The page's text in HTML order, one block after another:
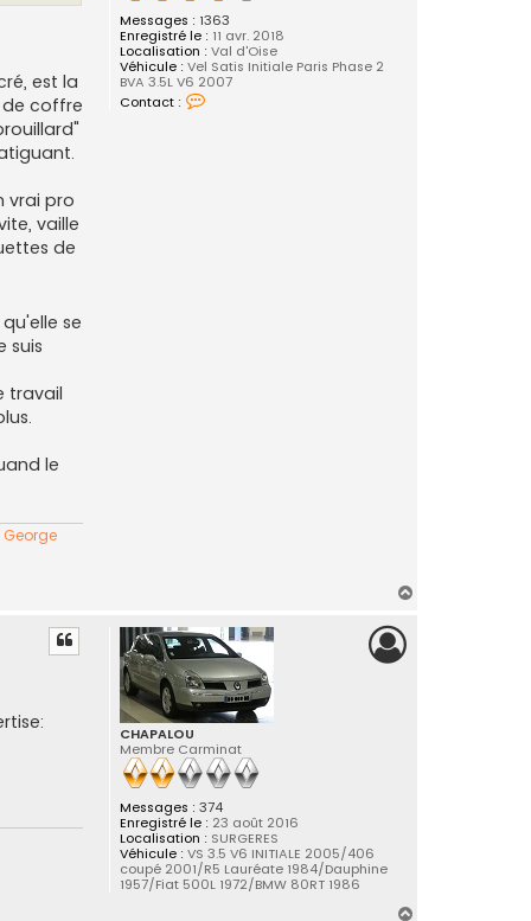
Messages : 1363
Enregistré le : 11 avr. 2018
Localisation : Val d'Oise
Véhicule : Vel Satis Initiale Paris Phase 2
BVA 3.5L V6 2007
Contact :
est la
de coffre
vrai pro
vaille
de
se
suis
travail
le
CHAPALOU
Membre Carminat
Messages : 374
Enregistré le : 23 août 2016
Localisation : SURGERES
Véhicule : VS 3.5 V6 INITIALE 2005/406
coupé 2001/R5 Lauréate 1984/Dauphine
1957/Fiat 500L 1972/BMW 80RT 1986